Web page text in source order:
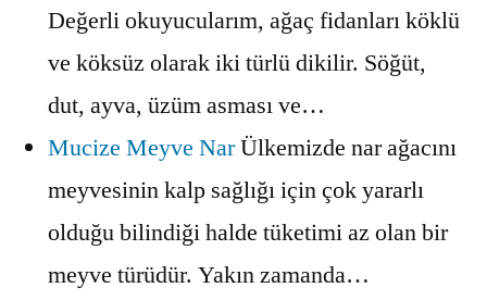
Değerli okuyucularım, ağaç fidanları köklü
ve köksüz olarak iki türlü dikilir. Söğüt,
dut, ayva, üzüm asması ve…
Mucize Meyve NarÜlkemizde nar ağacını
meyvesinin kalp sağlığı için çok yararlı
olduğu bilindiği halde tüketimi az olan bir
meyve türüdür. Yakın zamanda…